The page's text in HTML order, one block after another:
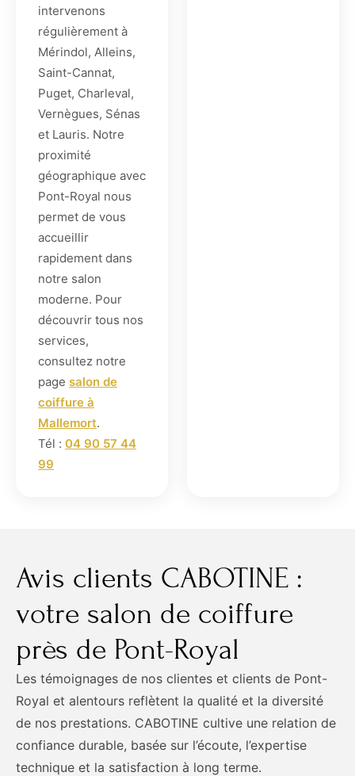
intervenons
régulièrement à
Mérindol, Alleins,
Saint-Cannat,
Puget, Charleval,
Vernègues, Sénas
et Lauris. Notre
proximité
géographique avec
Pont-Royal nous
permet de vous
accueillir
rapidement dans
notre salon
moderne. Pour
découvrir tous nos
services,
consultez notre
page salon de
coiffure à
Mallemort.
Tél : 04 90 57 44
99
Avis clients CABOTINE :
votre salon de coiffure
près de Pont-Royal
Les témoignages de nos clientes et clients de Pont-
Royal et alentours reflètent la qualité et la diversité
de nos prestations. CABOTINE cultive une relation de
confiance durable, basée sur l’écoute, l’expertise
technique et la satisfaction à long terme.